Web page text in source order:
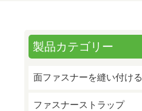
製品カテゴリー
面ファスナーを縫い付ける
ファスナーストラップ